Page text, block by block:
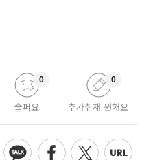
슬퍼요
0
추가취재 원해요
0